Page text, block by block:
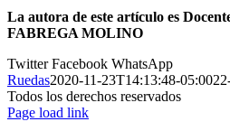
La autora de este artículo es
FABREGA MOLINO
TwitterFacebook WhatsApp
Ruedas2020-11-23T14:13:48-05:00
Todos los derechos reservados
Page load link